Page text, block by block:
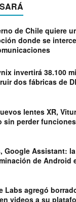
de Chile quiere
donde se
invertirá 38.100
dos fábricas de
lentes XR,
sin perder
Google Assistant:
de Android
Labs agregó
videos a su